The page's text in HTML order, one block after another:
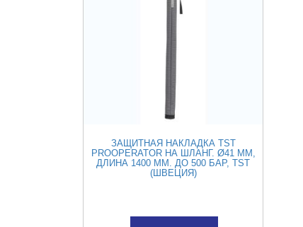
ЗАЩИТНАЯ НАКЛАДКА TST
PROOPERATOR НА ШЛАНГ. Ø41 ММ,
ДЛИНА 1400 ММ. ДО 500 БАР, TST
(ШВЕЦИЯ)